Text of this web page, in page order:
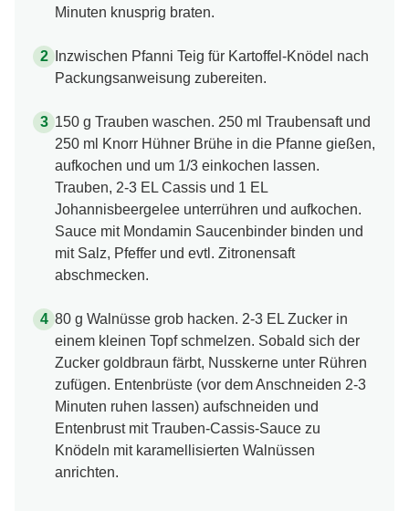
Minuten knusprig braten.
Inzwischen Pfanni Teig für Kartoffel-Knödel nach
Packungsanweisung zubereiten.
150 g Trauben waschen. 250 ml Traubensaft und
250 ml Knorr Hühner Brühe in die Pfanne gießen,
aufkochen und um 1/3 einkochen lassen.
Trauben, 2-3 EL Cassis und 1 EL
Johannisbeergelee unterrühren und aufkochen.
Sauce mit Mondamin Saucenbinder binden und
mit Salz, Pfeffer und evtl. Zitronensaft
abschmecken.
80 g Walnüsse grob hacken. 2-3 EL Zucker in
einem kleinen Topf schmelzen. Sobald sich der
Zucker goldbraun färbt, Nusskerne unter Rühren
zufügen. Entenbrüste (vor dem Anschneiden 2-3
Minuten ruhen lassen) aufschneiden und
Entenbrust mit Trauben-Cassis-Sauce zu
Knödeln mit karamellisierten Walnüssen
anrichten.